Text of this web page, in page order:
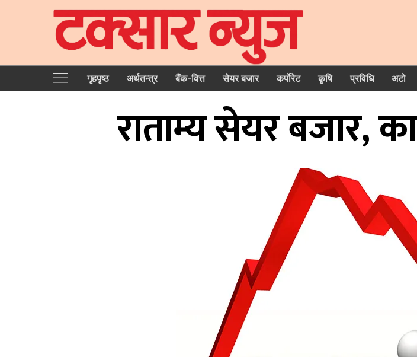
गृहपृष्‍ठ अर्थतन्त्र बैंक-वित्त सेयर बजार कर्पोरेट कृषि प्रविधि अटो
राताम्य सेयर बजार,